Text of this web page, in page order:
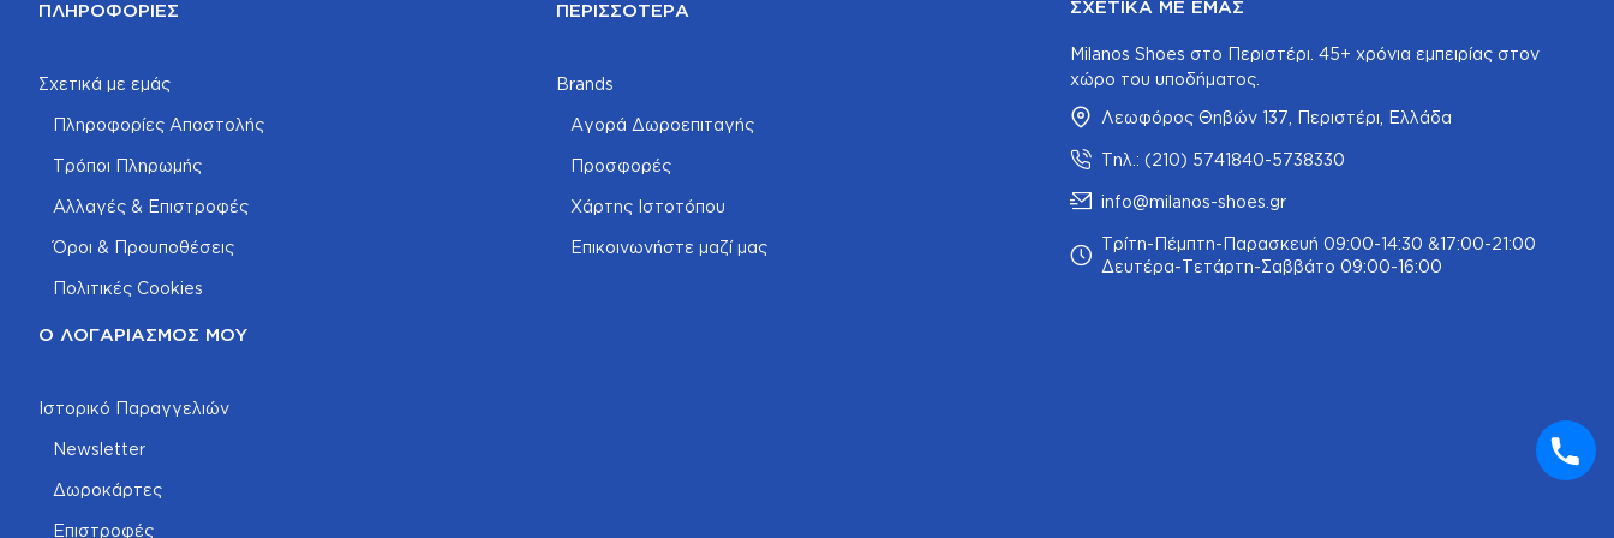
ΠΛΗΡΟΦΟΡΊΕΣ
Σχετικά με εμάς
Πληροφορίες Αποστολής
Τρόποι Πληρωμής
Αλλαγές & Επιστροφές
Όροι & Προυποθέσεις
Πολιτικές Cookies
ΠΕΡΙΣΣΌΤΕΡΑ
Brands
Αγορά Δωροεπιταγής
Προσφορές
Χάρτης Ιστοτόπου
Επικοινωνήστε μαζί μας
Ο ΛΟΓΑΡΙΑΣΜΌΣ ΜΟΥ
Ιστορικό Παραγγελιών
Newsletter
Δωροκάρτες
Επιστροφές
ΣΧΕΤΙΚΆ ΜΕ ΕΜΆΣ
Milanos Shoes στο Περιστέρι. 45+ χρόνια εμπειρίας στον
χώρο του υποδήματος.
Λεωφόρος Θηβών 137, Περιστέρι, Ελλάδα
Τηλ.: (210) 5741840-5738330
info@milanos-shoes.gr
Τρίτη-Πέμπτη-Παρασκευή 09:00-14:30 &17:00-21:00
Δευτέρα-Τετάρτη-Σαββάτο 09:00-16:00